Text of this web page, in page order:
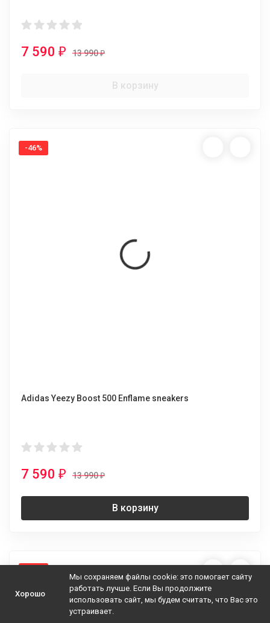
7 590 ₽ 13 990₽
В корзину
-46%
Adidas Yeezy Boost 500 Enflame sneakers
7 590 ₽ 13 990₽
В корзину
Хорошо
Мы сохраняем файлы cookie: это помогает сайту
работать лучше. Если Вы продолжите
использовать сайт, мы будем считать, что Вас это
устраивает.